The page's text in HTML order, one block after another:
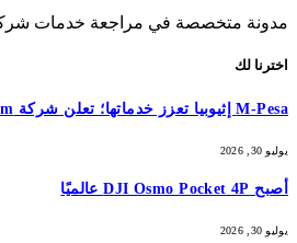
مدونة متخصصة في مراجعة خدمات شركات
اخترنا لك
M-Pesa إثيوبيا تعزز خدماتها؛ تعلن شركة Ethio Telecom عن نموها
يوليو 30, 2026
أصبح DJI Osmo Pocket 4P عالميًا
يوليو 30, 2026